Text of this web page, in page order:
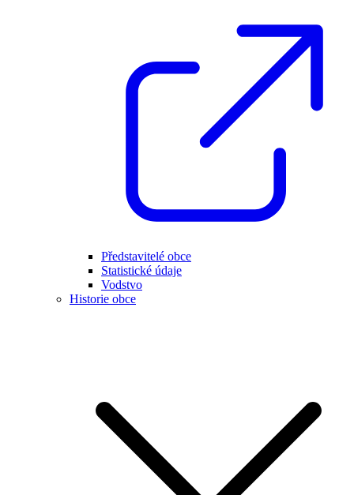
Představitelé obce
Statistické údaje
Vodstvo
Historie obce